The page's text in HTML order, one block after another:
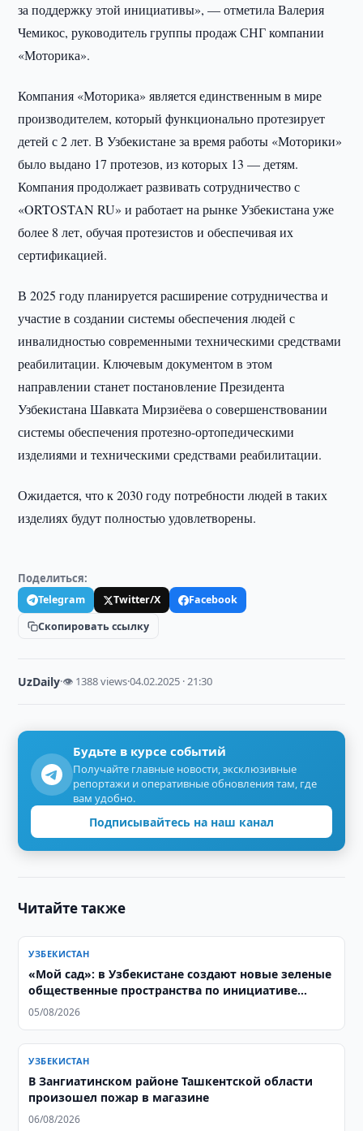
за поддержку этой инициативы», — отметила Валерия
Чемикос, руководитель группы продаж СНГ компании
«Моторика».
Компания «Моторика» является единственным в мире
производителем, который функционально протезирует
детей с 2 лет. В Узбекистане за время работы «Моторики»
было выдано 17 протезов, из которых 13 — детям.
Компания продолжает развивать сотрудничество с
«ORTOSTAN RU» и работает на рынке Узбекистана уже
более 8 лет, обучая протезистов и обеспечивая их
сертификацией.
В 2025 году планируется расширение сотрудничества и
участие в создании системы обеспечения людей с
инвалидностью современными техническими средствами
реабилитации. Ключевым документом в этом
направлении станет постановление Президента
Узбекистана Шавката Мирзиёева о совершенствовании
системы обеспечения протезно-ортопедическими
изделиями и техническими средствами реабилитации.
Ожидается, что к 2030 году потребности людей в таких
изделиях будут полностью удовлетворены.
Поделиться:
Telegram Twitter/X
Facebook
Скопировать ссылку
UzDaily·👁 1388 views·04.02.2025 · 21:30
Будьте в курсе событий
Получайте главные новости, эксклюзивные
репортажи и оперативные обновления там, где
вам удобно.
Подписывайтесь на наш канал
Читайте также
УЗБЕКИСТАН
«Мой сад»: в Узбекистане создают новые зеленые
общественные пространства по инициативе
жителей
05/08/2026
УЗБЕКИСТАН
В Зангиатинском районе Ташкентской области
произошел пожар в магазине
06/08/2026